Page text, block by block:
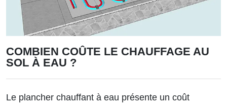
COMBIEN COÛTE LE CHAUFFAGE AU
SOL À EAU ?
Le plancher chauffant à eau présente un coût